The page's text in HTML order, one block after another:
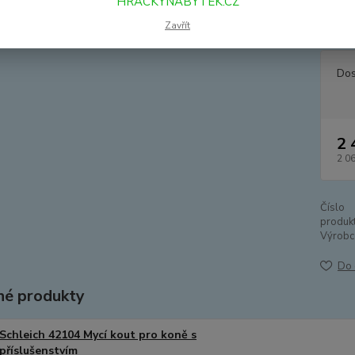
2
2
Číslo
Do
produkty
42104 Mycí kout pro koně s
Zavřít